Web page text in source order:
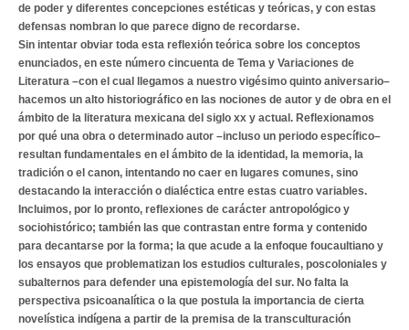
de poder y diferentes concepciones estéticas y teóricas, y con estas
defensas nombran lo que parece digno de recordarse.
Sin intentar obviar toda esta reflexión teórica sobre los conceptos
enunciados, en este número cincuenta de Tema y Variaciones de
Literatura –con el cual llegamos a nuestro vigésimo quinto aniversario–
hacemos un alto historiográfico en las nociones de autor y de obra en el
ámbito de la literatura mexicana del siglo xx y actual. Reflexionamos
por qué una obra o determinado autor –incluso un periodo específico–
resultan fundamentales en el ámbito de la identidad, la memoria, la
tradición o el canon, intentando no caer en lugares comunes, sino
destacando la interacción o dialéctica entre estas cuatro variables.
Incluimos, por lo pronto, reflexiones de carácter antropológico y
sociohistórico; también las que contrastan entre forma y contenido
para decantarse por la forma; la que acude a la enfoque foucaultiano y
los ensayos que problematizan los estudios culturales, poscoloniales y
subalternos para defender una epistemología del sur. No falta la
perspectiva psicoanalítica o la que postula la importancia de cierta
novelística indígena a partir de la premisa de la transculturación